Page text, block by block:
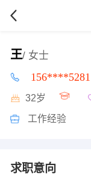
王/ 女士
156****5281
32岁
工作经验
求职意向